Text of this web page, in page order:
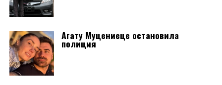
Агату Муцениеце остановила
полиция